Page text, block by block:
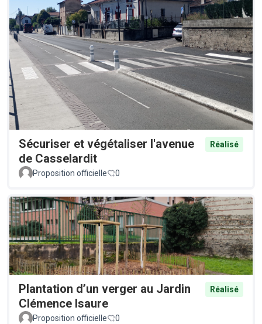
Sécuriser et végétaliser l'avenue
de Casselardit
Réalisé
Proposition officielle 0
Plantation d’un verger au Jardin
Clémence Isaure
Réalisé
Proposition officielle 0